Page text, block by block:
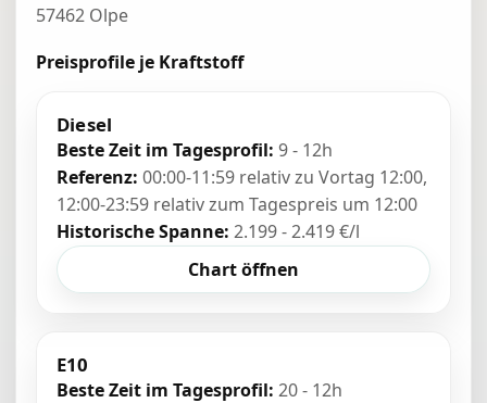
57462 Olpe
Preisprofile je Kraftstoff
Diesel
Beste Zeit im Tagesprofil: 9 - 12h
Referenz: 00:00-11:59 relativ zu Vortag 12:00,
12:00-23:59 relativ zum Tagespreis um 12:00
Historische Spanne: 2.199 - 2.419 €/l
Chart öffnen
E10
Beste Zeit im Tagesprofil: 20 - 12h